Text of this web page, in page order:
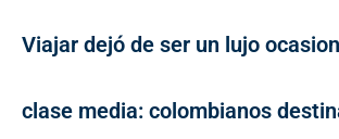
Viajar dejó de ser un lujo
clase media: colombianos